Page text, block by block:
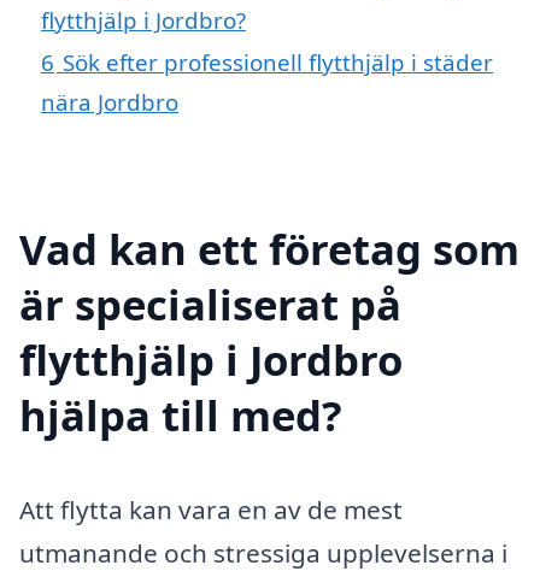
flytthjälp i Jordbro?
6 Sök efter professionell flytthjälp i städer
nära Jordbro
Vad kan ett företag som
är specialiserat på
flytthjälp i Jordbro
hjälpa till med?
Att flytta kan vara en av de mest
utmanande och stressiga upplevelserna i